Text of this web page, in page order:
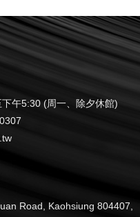
午5:30 (周一、除夕休館)
Road, Kaohsiung 804407,